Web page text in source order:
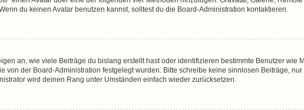
du keinen Avatar benutzen kannst, solltest du die Board-Administration kontaktieren.
an, wie viele Beiträge du bislang erstellt hast oder identifizieren bestimmte Benutzer wie
von der Board-Administration festgelegt wurden. Bitte schreibe keine sinnlosen Beiträge,
wird deinen Rang unter Umständen einfach wieder zurücksetzen.